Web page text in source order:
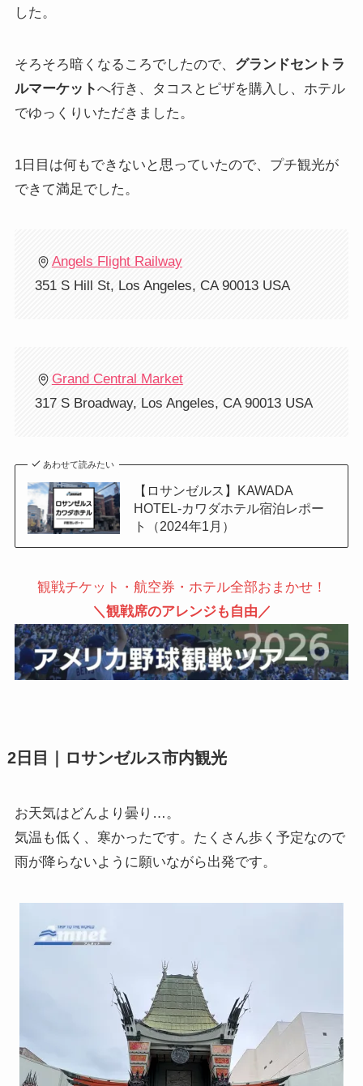
した。
そろそろ暗くなるころでしたので、 グランドセントラ
ルマーケットへ行き、タコスとピザを購入し、ホテル
でゆっくりいただきました。
1日目は何もできないと思っていたので、プチ観光が
できて満足でした。
Angels Flight Railway
351 S Hill St, Los Angeles, CA 90013 USA
Grand Central Market
317 S Broadway, Los Angeles, CA 90013 USA
あわせて読みたい
【ロサンゼルス】KAWADA
HOTEL-カワダホテル宿泊レポー
ト（2024年1月）
観戦チケット・航空券・ホテル全部おまかせ！
＼観戦席のアレンジも自由／
2日目｜ロサンゼルス市内観光
お天気はどんより曇り…。
気温も低く、寒かったです。たくさん歩く予定なので
雨が降らないように願いながら出発です。